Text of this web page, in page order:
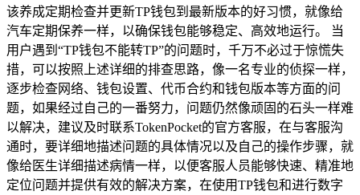
该养成定期检查并更新TP钱包到最新版本的好习惯，就像给
汽车定期保养一样，以确保钱包能够稳定、高效地运行。 当
用户遇到“TP钱包不能转TP”的问题时，千万不必过于惊慌失
措，可以按照上述详细的排查思路，像一名专业的侦探一样，
逐步检查网络、钱包设置、代币合约和钱包版本等方面的问
题，如果经过自己的一番努力，问题仍然像顽固的石头一样难
以解决，建议及时联系TokenPocket的官方客服，在与客服沟
通时，要详细地描述问题的具体情况以及自己的操作步骤，就
像给医生详细描述病情一样，以便客服人员能够快速、精准地
定位问题并提供有效的解决方案，在使用TP钱包和进行数字